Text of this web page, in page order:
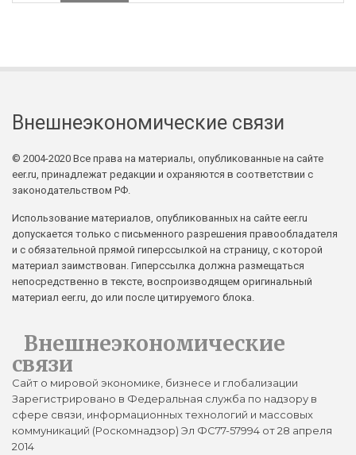
Внешнеэкономические связи
© 2004-2020 Все права на материалы, опубликованные на сайте
eer.ru, принадлежат редакции и охраняются в соответствии с
законодательством РФ.
Использование материалов, опубликованных на сайте eer.ru
допускается только с письменного разрешения правообладателя
и с обязательной прямой гиперссылкой на страницу, с которой
материал заимствован. Гиперссылка должна размещаться
непосредственно в тексте, воспроизводящем оригинальный
материал eer.ru, до или после цитируемого блока.
Внешнеэкономические
связи
Сайт о мировой экономике, бизнесе и глобализации
Зарегистрировано в Федеральная служба по надзору в
сфере связи, информационных технологий и массовых
коммуникаций (Роскомнадзор) Эл ФС77-57994 от 28 апреля
2014